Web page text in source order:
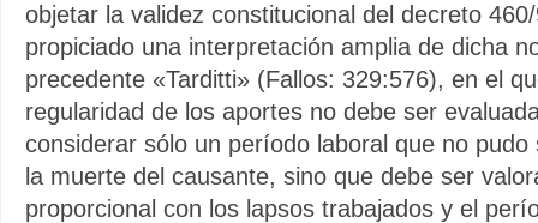
objetar la validez constitucional del decreto
propiciado una interpretación amplia de dicha
precedente «Tarditti» (Fallos: 329:576), en el
regularidad de los aportes no debe ser
considerar sólo un período laboral que no
la muerte del causante, sino que debe ser
proporcional con los lapsos trabajados y el